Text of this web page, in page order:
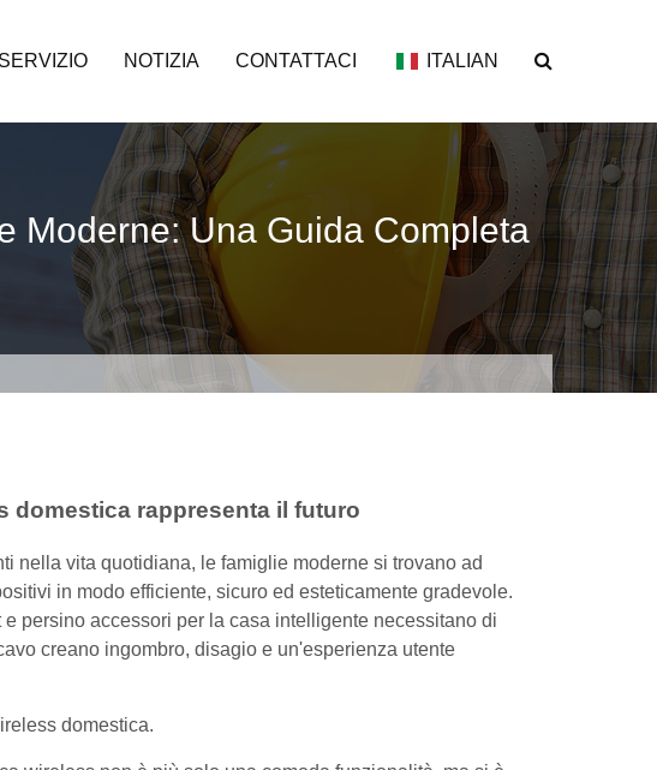
SERVIZIO NOTIZIA CONTATTACI ITALIAN
Moderne: Una Guida Completa
domestica rappresenta il futuro
nella vita quotidiana, le famiglie moderne si trovano ad
in modo efficiente, sicuro ed esteticamente gradevole.
persino accessori per la casa intelligente necessitano di
creano ingombro, disagio e un'esperienza utente
domestica.